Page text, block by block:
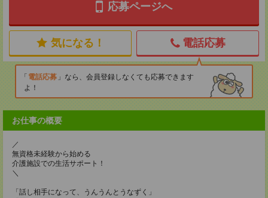
応募ページへ
気になる！ 電話応募
電話応募
なら、会員登録しなくても応募できます
よ！
お仕事の概要
／
無資格未経験から始める
介護施設での生活サポート！
＼
「話し相手になって、うんうんとうなずく」